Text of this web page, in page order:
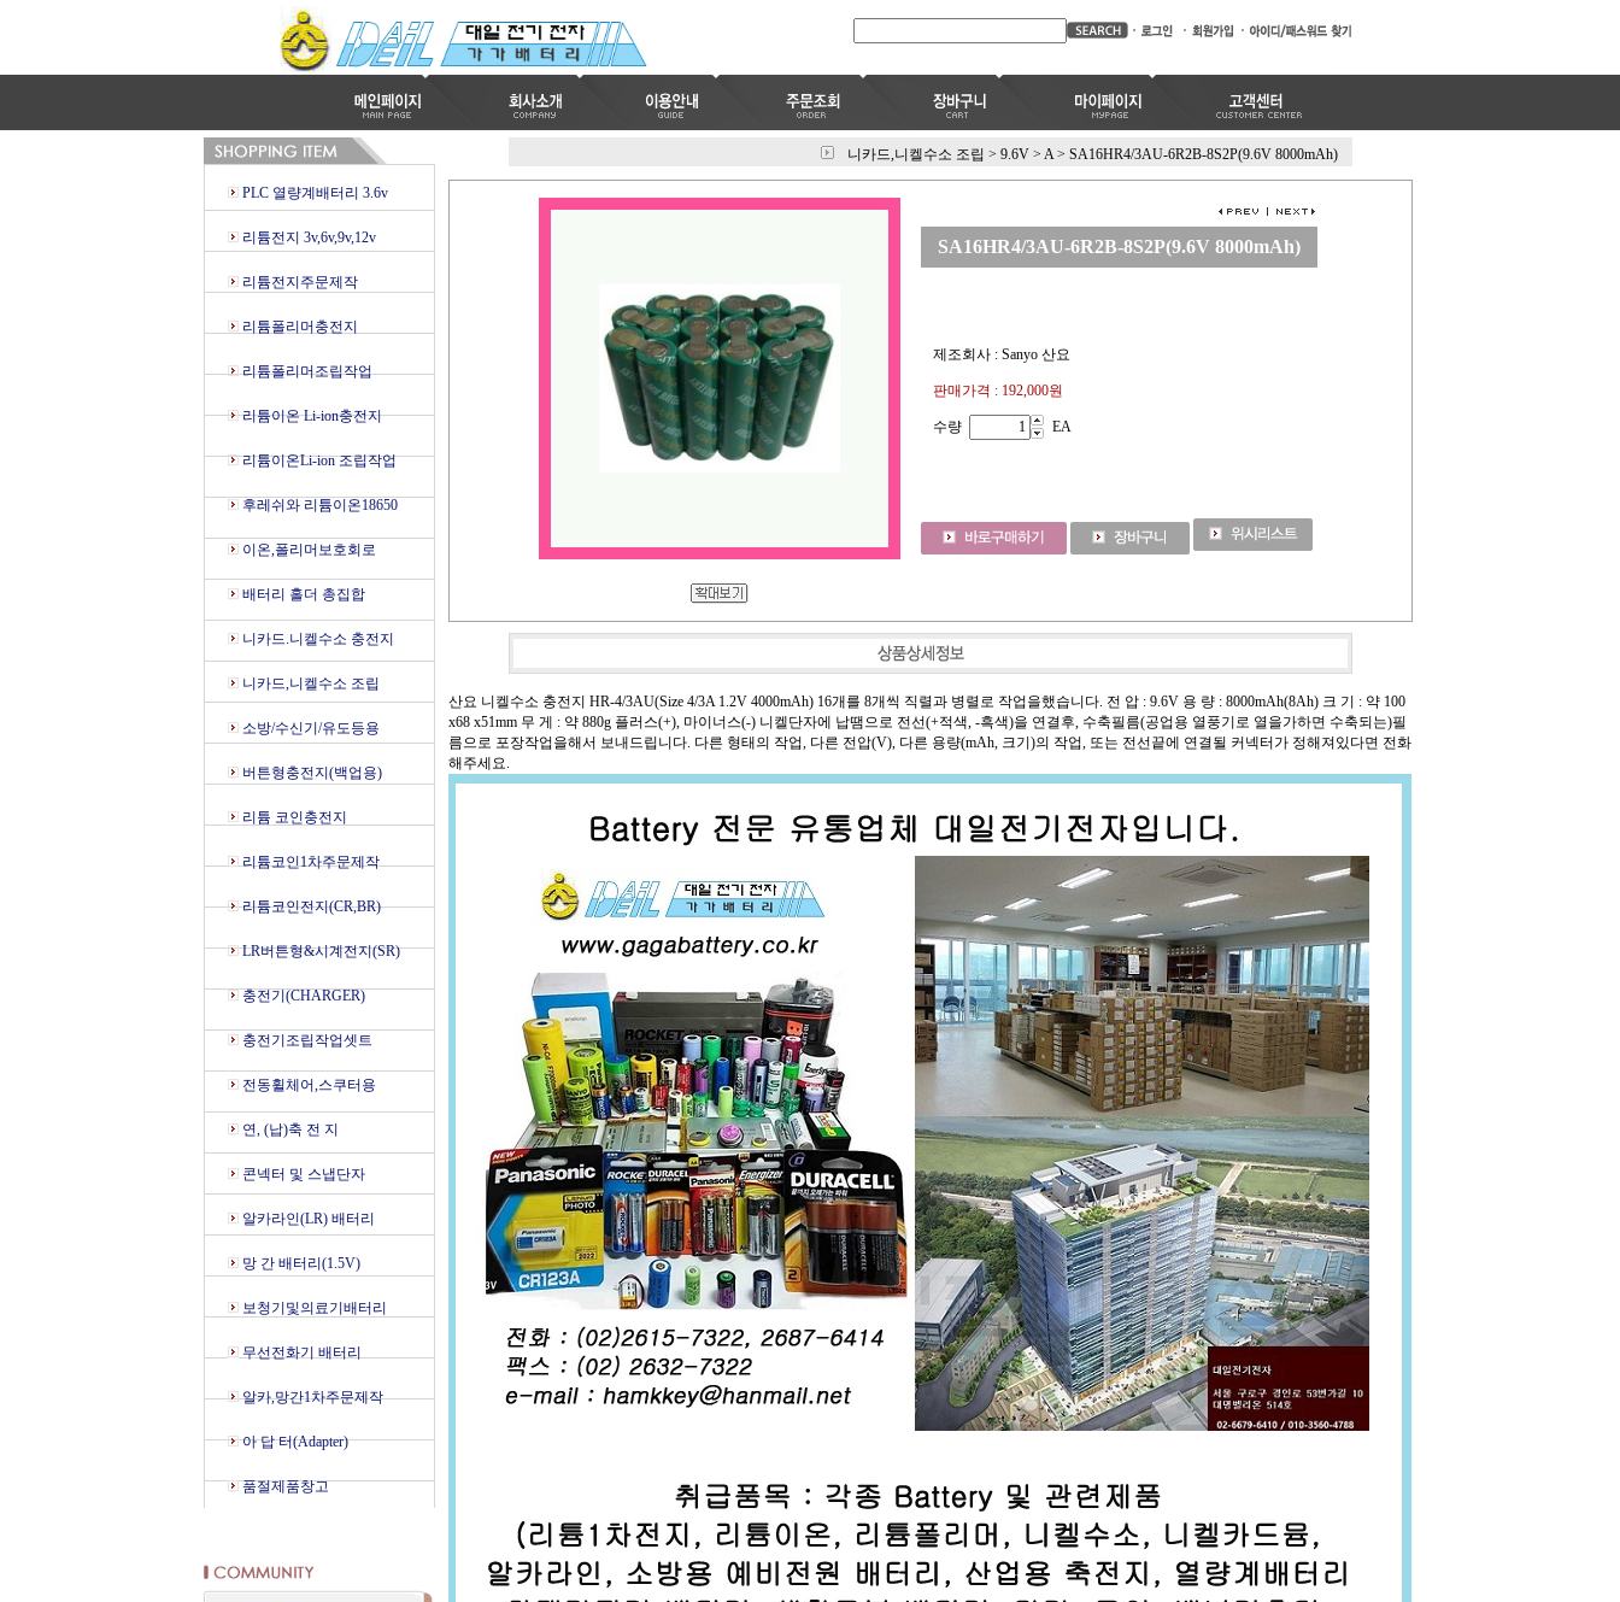
PLC 열량계배터리 3.6v
리튬전지 3v,6v,9v,12v
리튬전지주문제작
리튬폴리머충전지
리튬폴리머조립작업
리튬이온 Li-ion충전지
리튬이온Li-ion 조립작업
후레쉬와 리튬이온18650
이온,폴리머보호회로
배터리 홀더 총집합
니카드.니켈수소 충전지
니카드,니켈수소 조립
소방/수신기/유도등용
버튼형충전지(백업용)
리튬 코인충전지
리튬코인1차주문제작
리튬코인전지(CR,BR)
LR버튼형&시계전지(SR)
충전기(CHARGER)
충전기조립작업셋트
전동휠체어,스쿠터용
연, (납)축 전 지
콘넥터 및 스냅단자
알카라인(LR) 배터리
망 간 배터리(1.5V)
보청기및의료기배터리
무선전화기 배터리
알카,망간1차주문제작
아 답 터(Adapter)
품절제품창고
니카드,니켈수소 조립 > 9.6V > A > SA16HR4/3AU-6R2B-8S2P(9.6V 8000mAh)
SA16HR4/3AU-6R2B-8S2P(9.6V 8000mAh)
제조회사 : Sanyo 산요
판매가격 : 192,000원
수량 EA
산요 니켈수소 충전지 HR-4/3AU(Size 4/3A 1.2V 4000mAh) 16개를 8개씩 직렬과 병렬로 작업을했습니다. 전 압 : 9.6V 용 량 : 8000mAh(8Ah) 크 기 : 약 100
x68 x51mm 무 게 : 약 880g 플러스(+), 마이너스(-) 니켈단자에 납땜으로 전선(+적색, -흑색)을 연결후, 수축필름(공업용 열풍기로 열을가하면 수축되는)필
름으로 포장작업을해서 보내드립니다. 다른 형태의 작업, 다른 전압(V), 다른 용량(mAh, 크기)의 작업, 또는 전선끝에 연결될 커넥터가 정해져있다면 전화
해주세요.